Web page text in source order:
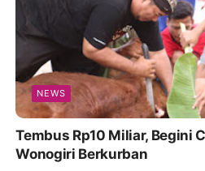
NEWS
Tembus Rp10 Miliar, Begini
Wonogiri Berkurban